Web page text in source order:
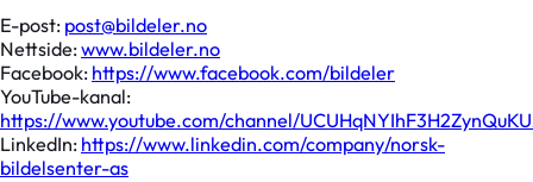
E-post: post@bildeler.no
Nettside:www.bildeler.no
Facebook: https://www.facebook.com/bildeler
YouTube-kanal:
https://www.youtube.com/channel/
LinkedIn: https://www.linkedin.com/company/norsk-
bildelsenter-as